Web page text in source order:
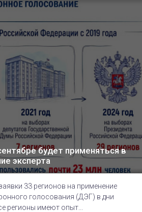
будет применяться в
эксперта
33 регионов на применение
голосования (ДЭГ) в дни
регионы имеют опыт...